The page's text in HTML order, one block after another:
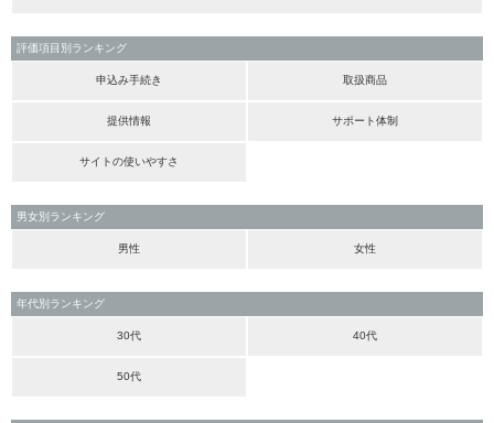
評価項目別ランキング
申込み手続き 取扱商品
提供情報 サポート体制
サイトの使いやすさ
男女別ランキング
男性 女性
年代別ランキング
30代 40代
50代